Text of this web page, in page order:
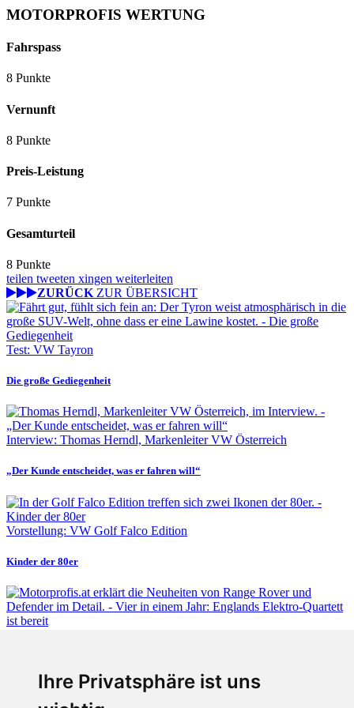
Ihre Privatsphäre ist uns
MOTORPROFIS WERTUNG
Fahrspass
8 Punkte
Vernunft
8 Punkte
Preis-Leistung
7 Punkte
Gesamturteil
8 Punkte
teilen tweeten xingen weiterleiten
ZURÜCK ZUR ÜBERSICHT
Test: VW Tayron
Die große Gediegenheit
Interview: Thomas Herndl, Markenleiter VW Österreich
„Der Kunde entscheidet, was er fahren will“
Vorstellung: VW Golf Falco Edition
Kinder der 80er
Vier in einem Jahr: Englands Elektro-Quartett ist bereit